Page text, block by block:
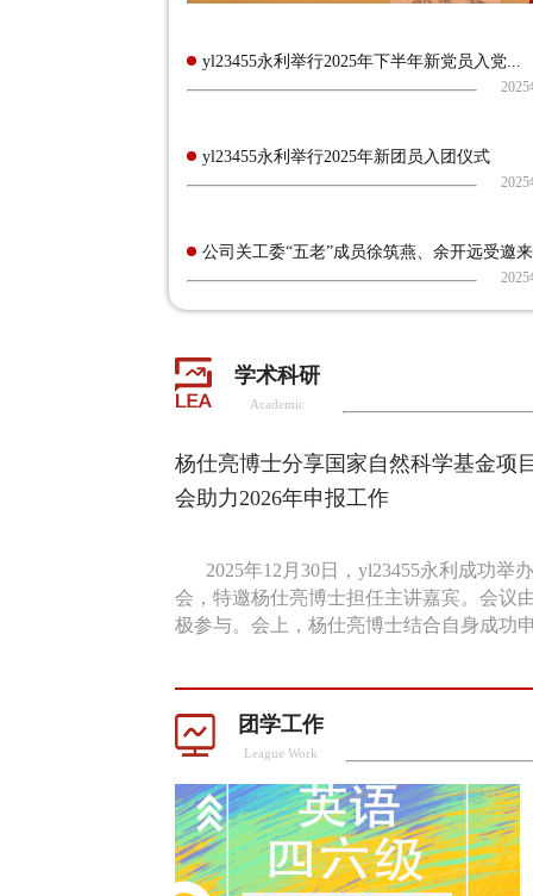
yl23455永利举行2025年下半年新党员入党...
yl23455永利举行2025年新团员入团仪式
公司关工委“五老”成员徐筑燕、余开远受邀
学术科研
Academic
杨仕亮博士分享国家自然科学基金
会助力2026年申报工作
2025年12月30日，yl23455永利成功举
会，特邀杨仕亮博士担任主讲嘉宾。会议
极参与。会上，杨仕亮博士结合自身成功
团学工作
League Work